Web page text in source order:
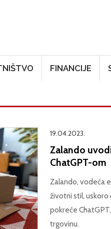
FINANCIJE
19.04.2023.
Zalando
ChatGPT-om
Zalando, vodeća
životni stil,
pokreće
trgovinu.